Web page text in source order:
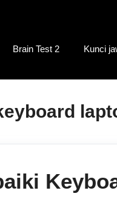
Brain Test 2 Kunci